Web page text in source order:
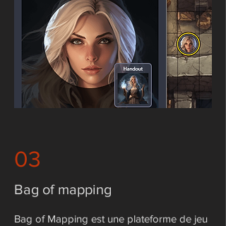
03
Bag of mapping
Bag of Mapping est une plateforme de jeu